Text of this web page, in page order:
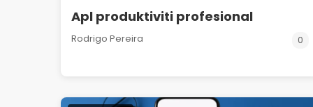
Apl produktiviti profesional
Rodrigo Pereira 0